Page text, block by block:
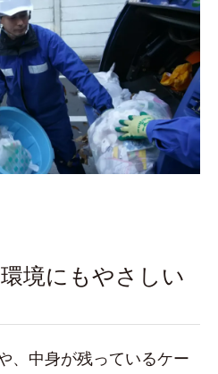
境にもやさしい
、中身が残っているケー